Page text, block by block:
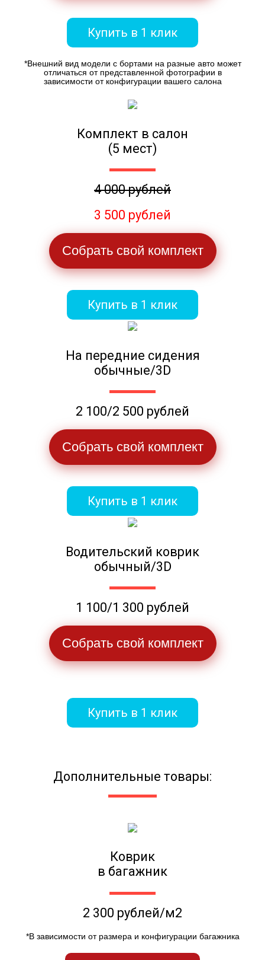
Купить в 1 клик
*Внешний вид модели с бортами на разные авто может
отличаться от представленной фотографии в
зависимости от конфигурации вашего салона
Комплект в салон
(5 мест)
4 000 рублей
3 500 рублей
Собрать свой комплект
Купить в 1 клик
На передние сидения
обычные/3D
2 100/2 500 рублей
Собрать свой комплект
Купить в 1 клик
Водительский коврик
обычный/3D
1 100/1 300 рублей
Собрать свой комплект
Купить в 1 клик
Дополнительные товары:
Коврик
в багажник
2 300 рублей/м2
*В зависимости от размера и конфигурации багажника